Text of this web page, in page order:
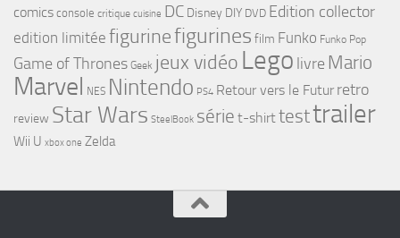
comics console critique cuisine DC Disney DIY DVD Edition collector
edition limitée figurinefigurines film Funko Funko Pop
Game of Thrones Geek jeux vidéo Lego livre Mario
Marvel NES Nintendo PS4 Retour vers le Futur retro
review Star Wars SteelBook série t-shirttesttrailer
Wii U xbox one Zelda